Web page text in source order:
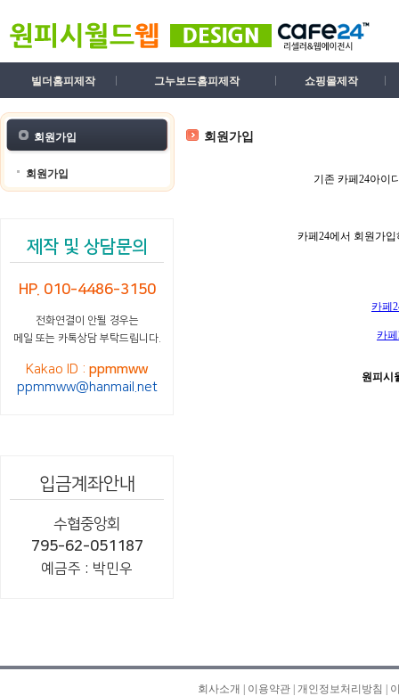
빌더홈피제작 그누보드홈피제작 쇼핑몰제작
회원가입
회원가입
제작 및 상담문의
HP. 010-4486-3150
전화연결이 안될 경우는
메일 또는 카톡상담 부탁드립니다.
Kakao ID :ppmmww
ppmmww@hanmail.net
입금계좌안내
수협중앙회
795-62-051187
예금주 : 박민우
회원가입
기존 카페24아이
카페24에서 회원가
카페
카
원피시
회사소개 이용약관 개인정보처리방침